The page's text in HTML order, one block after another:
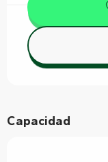
Capacidad